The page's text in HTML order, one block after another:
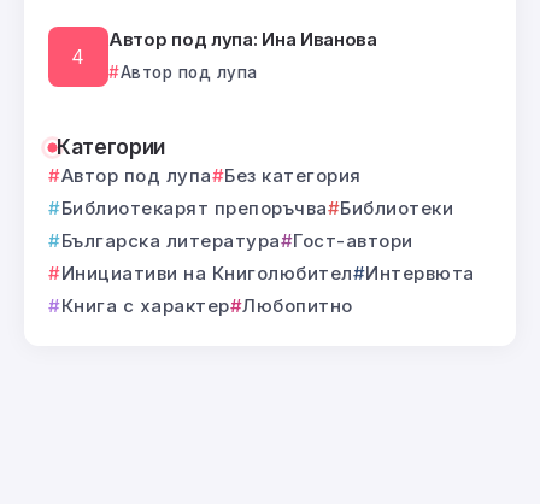
Автор под лупа: Ина Иванова
Автор под лупа
Категории
Автор под лупа
Без категория
Библиотекарят препоръчва
Библиотеки
Българска литература
Гост-автори
Инициативи на Книголюбител
Интервюта
Книга с характер Любопитно